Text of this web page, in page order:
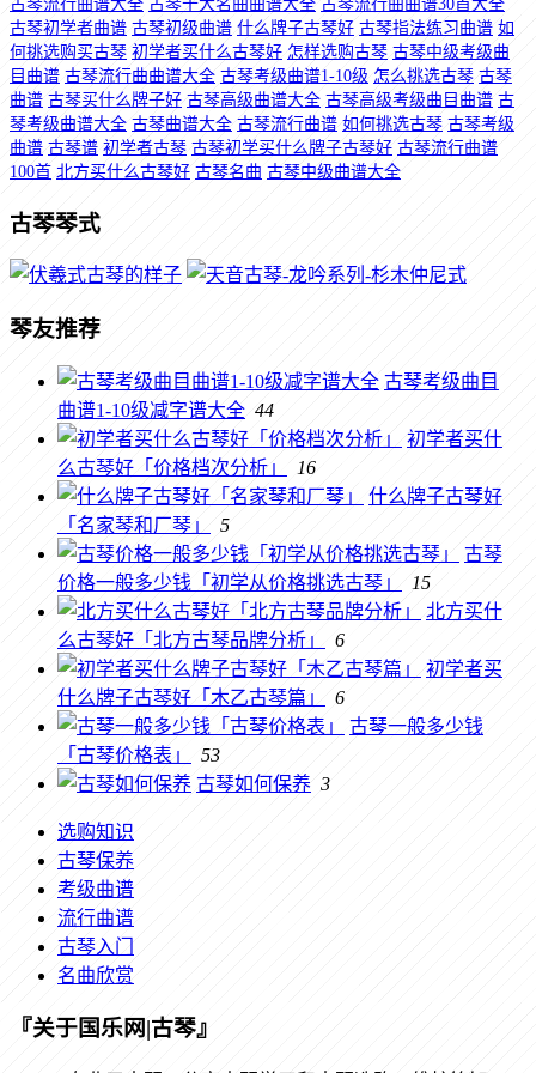
古琴流行曲谱大全 古琴十大名曲曲谱大全 古琴流行曲曲谱30首大全
古琴初学者曲谱 古琴初级曲谱 什么牌子古琴好 古琴指法练习曲谱 如
何挑选购买古琴 初学者买什么古琴好 怎样选购古琴 古琴中级考级曲
目曲谱 古琴流行曲曲谱大全 古琴考级曲谱1-10级 怎么挑选古琴 古琴
曲谱 古琴买什么牌子好 古琴高级曲谱大全 古琴高级考级曲目曲谱 古
琴考级曲谱大全 古琴曲谱大全 古琴流行曲谱 如何挑选古琴 古琴考级
曲谱 古琴谱 初学者古琴 古琴初学买什么牌子古琴好 古琴流行曲谱
100首 北方买什么古琴好 古琴名曲 古琴中级曲谱大全
古琴琴式
琴友推荐
古琴考级曲目
曲谱1-10级减字谱大全 44
初学者买什
么古琴好「价格档次分析」
16
什么牌子古琴好
「名家琴和厂琴」
5
古琴
价格一般多少钱「初学从价格挑选古琴」
15
北方买什
么古琴好「北方古琴品牌分析」
6
初学者买
什么牌子古琴好「木乙古琴篇」
6
古琴一般多少钱
「古琴价格表」
53
古琴如何保养 3
选购知识
古琴保养
考级曲谱
流行曲谱
古琴入门
名曲欣赏
『关于国乐网|古琴』